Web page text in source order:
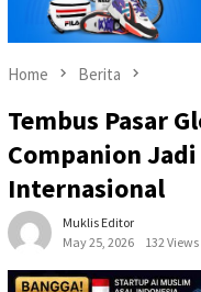
Home Berita
Tembus Pasar
Companion
Internasional
Muklis Editor
May 25, 2026
132 Views